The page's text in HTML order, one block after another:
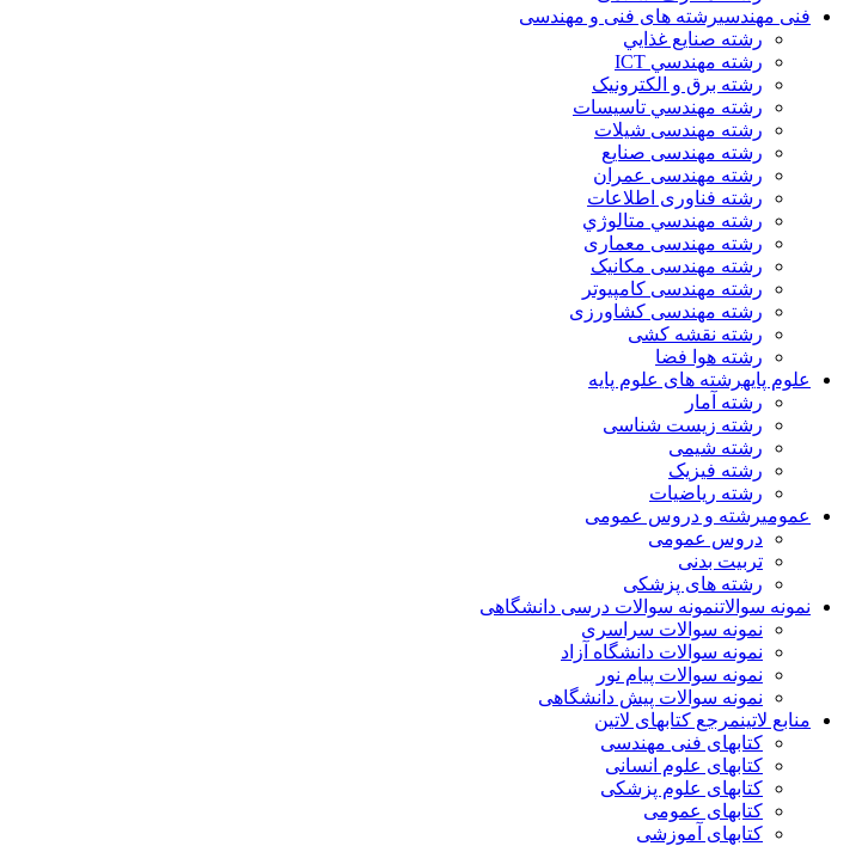
فنی مهندسیرشته های فنی و مهندسی
رشته صنايع غذايي
رشته مهندسي ICT
رشته برق و الکترونيک
رشته مهندسي تاسيسات
رشته مهندسی شیلات
رشته مهندسی صنایع
رشته مهندسی عمران
رشته فناوری اطلاعات
رشته مهندسي متالوژي
رشته مهندسی معماری
رشته مهندسی مکانیک
رشته مهندسی کامپیوتر
رشته مهندسی کشاورزی
رشته نقشه کشی
رشته هوا فضا
علوم پایهرشته های علوم پایه
رشته آمار
رشته زیست شناسی
رشته شیمی
رشته فیزیک
رشته ریاضیات
عمومیرشته و دروس عمومی
دروس عمومی
تربیت بدنی
رشته های پزشکی
نمونه سوالاتنمونه سوالات درسی دانشگاهی
نمونه سوالات سراسری
نمونه سوالات دانشگاه آزاد
نمونه سوالات پیام نور
نمونه سوالات پیش دانشگاهی
منابع لاتینمرجع کتابهای لاتین
کتابهای فنی مهندسی
کتابهای علوم انسانی
کتابهای علوم پزشکی
کتابهای عمومی
کتابهای آموزشی